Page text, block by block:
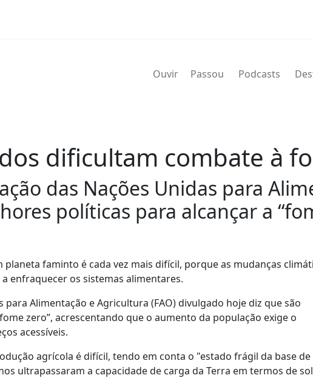
Ouvir Passou Podcasts
dificultam combate à
das Nações Unidas para
políticas para alcançar a
faminto é cada vez mais difícil, porque as mudanças
enfraquecer os sistemas alimentares.
Alimentação e Agricultura (FAO) divulgado hoje diz que são
zero”, acrescentando que o aumento da população exige o
acessíveis.
agrícola é difícil, tendo em conta o "estado frágil da base de
ultrapassaram a capacidade de carga da Terra em termos de